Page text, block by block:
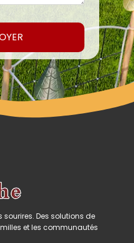
sourires. Des solutions de
et les communautés